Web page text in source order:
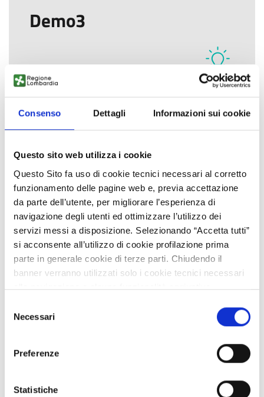
Consenso Dettagli Informazioni sui cookie
Questo sito web utilizza i cookie
Questo Sito fa uso di cookie tecnici necessari al corretto
funzionamento delle pagine web e, previa accettazione
da parte dell’utente, per migliorare l’esperienza di
navigazione degli utenti ed ottimizzare l’utilizzo dei
servizi messi a disposizione. Selezionando “Accetta tutti”
si acconsente all’utilizzo di cookie profilazione prima
parte in generale cookie di terze parti. Chiudendo il
banner verranno utilizzati solo i cookie tecnici necessari
alla navigazione e alcune funzionalità aggiuntive
Per conoscere i dettagli, consulta la nostra cookie policy.
https://www.openinnovation.regione.lombardia.it/it/co
https://www.openinnovation.regione.lombardia.it/it/pr
delNecessari
Preferenze
Statistiche
Demo3
Ideatore
Insula Net
Rating
☆☆☆☆
★★★★(2 voti)
☆☆☆☆☆
★★★★★
Livello di maturità
Consolidata
Demo3 è un progetto di recupero e riqualificazione
di uno spazio “indeciso” di proprietà del Comune di
Milano, in uno dei quartieri più dinamici e
interessanti della città: Niguarda. Per rafforzare il
concetto della “città in 15 minuti” e i servizi di
prossimità, a Prato Centenaro, abbiamo restituito
alla comunità lo spazio di 159 metri quadri.
- un coworking popolare dedicato ai giovani
postazione di lavoro che li liberi dallo smart